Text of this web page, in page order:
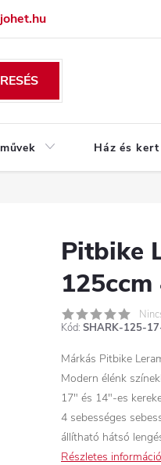
tájékoztató
Ház és kert
Pitbike
Kód: SHARK-125-
Márkás Pitbike
Modern élénk
17" és 14"-es
4 sebességes
állítható hátsó
Részletes információ